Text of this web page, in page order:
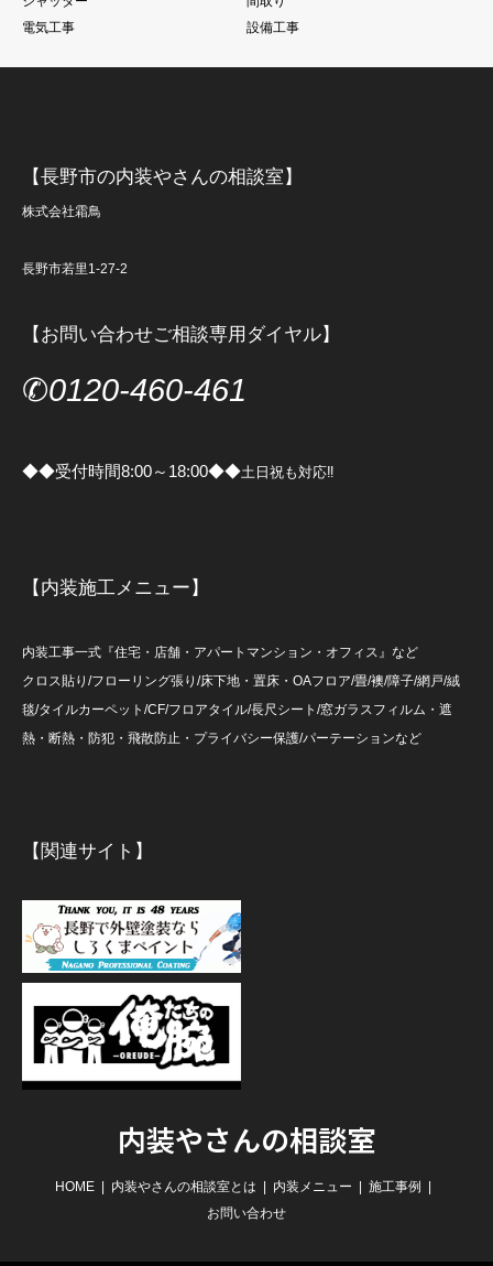
電気工事
設備工事
【長野市の内装やさんの相談室】
株式会社霜鳥
長野市若里1-27-2
【お問い合わせご相談専用ダイヤル】
✆0120-460-461
◆◆受付時間8:00～18:00◆◆土日祝も対応‼
【内装施工メニュー】
内装工事一式『住宅・店舗・アパートマンション・オフィス』など
クロス貼り/フローリング張り/床下地・置床・OAフロア/畳/襖/障子/網戸/絨
毯/タイルカーペット/CF/フロアタイル/長尺シート/窓ガラスフィルム・遮
熱・断熱・防犯・飛散防止・プライバシー保護/パーテーションなど
【関連サイト】
内装やさんの相談室
HOME 内装やさんの相談室とは 内装メニュー
施工事例
お問い合わせ